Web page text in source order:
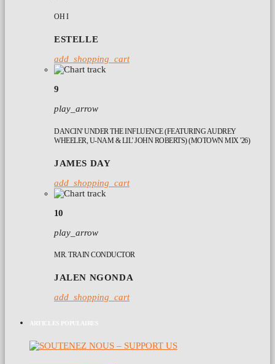
OH I
ESTELLE
add_shopping_cart
9
play_arrow
DANCIN' UNDER THE INFLUENCE (FEATURING AUDREY
WHEELER, U-NAM & LIL' JOHN ROBERTS) (MOTOWN MIX '26)
JAMES DAY
add_shopping_cart
10
play_arrow
MR. TRAIN CONDUCTOR
JALEN NGONDA
add_shopping_cart
ARTICLES POPULAIRES